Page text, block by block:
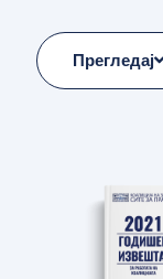
Прегледај